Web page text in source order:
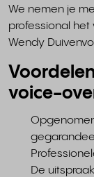
We nemen je
professional het
Wendy
voice-
De